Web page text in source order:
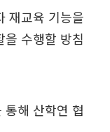
재교육 기능을
수행할 방침
해 산학연 협